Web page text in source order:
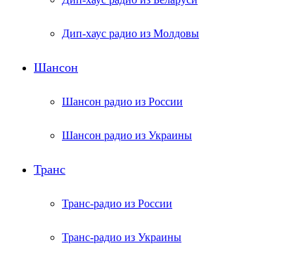
Дип-хаус радио из Молдовы
Шансон
Шансон радио из России
Шансон радио из Украины
Транс
Транс-радио из России
Транс-радио из Украины